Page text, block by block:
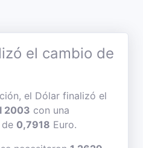
el cambio de
el Dólar finalizó el
2003 con una
0,7918 Euro.